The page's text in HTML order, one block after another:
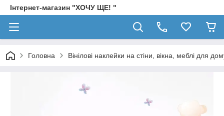
Інтернет-магазин "ХОЧУ ЩЕ! "
Головна Вінілові наклейки на стіни, вікна, меблі для